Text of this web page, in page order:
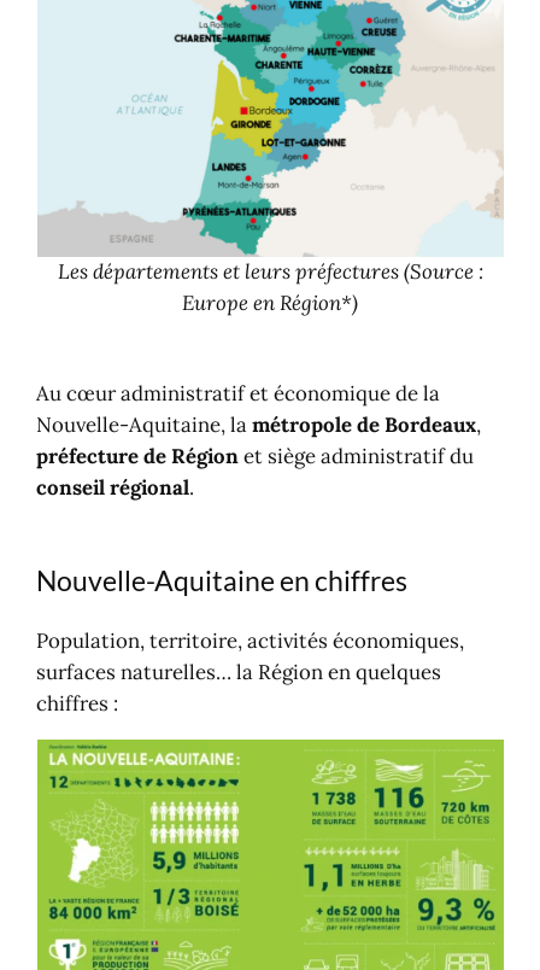
Les départements et leurs préfectures(Source :
Europe en Région*)
Au cœur administratif et économique de la
Nouvelle-Aquitaine, lamétropole de Bordeaux,
préfecture de Régionet siège administratif du
conseil régional.
Nouvelle-Aquitaine en chiffres
Population, territoire, activités économiques,
surfaces naturelles… la Région en quelques
chiffres :